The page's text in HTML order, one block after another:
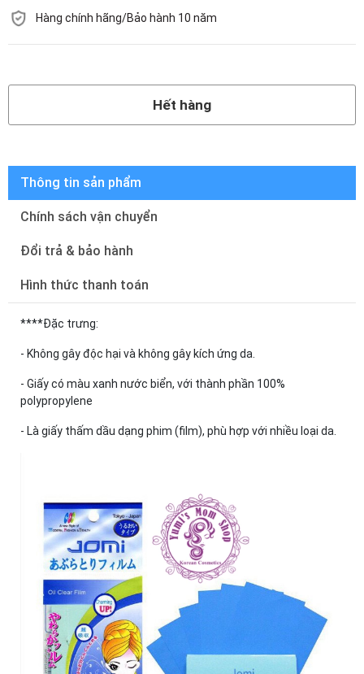
Hàng chính hãng/Bảo hành 10 năm
Hết hàng
Thông tin sản phẩm
Chính sách vận chuyển
Đổi trả & bảo hành
Hình thức thanh toán
****Đặc trưng:
- Không gây độc hại và không gây kích ứng da.
- Giấy có màu xanh nước biển, với thành phần 100%
polypropylene
- Là giấy thấm dầu dạng phim (film), phù hợp với nhiều loại da.